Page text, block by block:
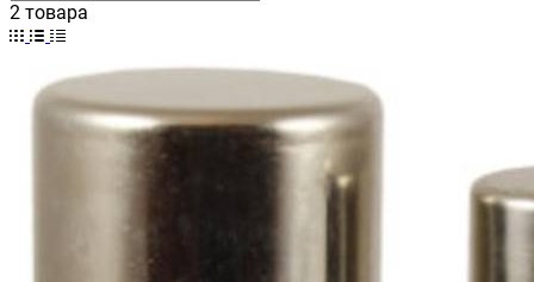
2 товара